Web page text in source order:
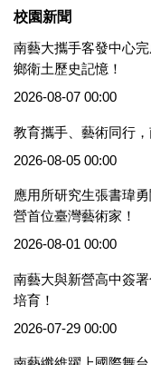
校園新聞
南藝大攜手客發中心
鄉衛土歷史記憶！
2026-08-07 00:00
教育攜手、藝術同行
2026-08-05 00:00
應用所研究生張書瑋
營首位臺灣藝術家！
2026-08-01 00:00
南藝大與新營高中簽
培育！
2026-07-29 00:00